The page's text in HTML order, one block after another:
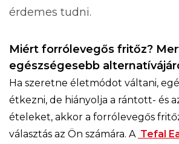
érdemes tudni.
Miért forrólevegős fritőz?
egészségesebb
Ha szeretne életmódot váltani,
étkezni, de hiányolja a rántott- és
ételeket, akkor a forrólevegős
választás az Ön számára. A Tefal